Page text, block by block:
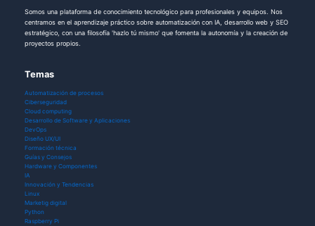
Somos una plataforma de conocimiento tecnológico para profesionales y equipos. Nos
centramos en el aprendizaje práctico sobre automatización con IA, desarrollo web y SEO
estratégico, con una filosofía 'hazlo tú mismo' que fomenta la autonomía y la creación de
proyectos propios.
Temas
Automatización de procesos
Ciberseguridad
Cloud computing
Desarrollo de Software y Aplicaciones
DevOps
Diseño UX/UI
Formación técnica
Guías y Consejos
Hardware y Componentes
IA
Innovación y Tendencias
Linux
Marketig digital
Python
Raspberry Pi